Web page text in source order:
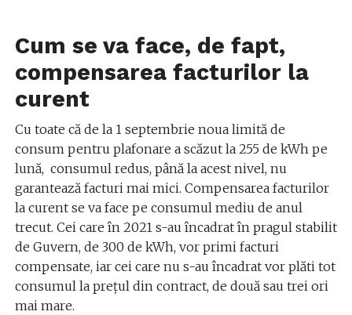
Cum se va face, de fapt,
compensarea facturilor la
curent
Cu toate că de la 1 septembrie noua limită de
consum pentru plafonare a scăzut la 255 de kWh pe
lună, consumul redus, până la acest nivel, nu
garantează facturi mai mici. Compensarea facturilor
la curent se va face pe consumul mediu de anul
trecut. Cei care în 2021 s-au încadrat în pragul stabilit
de Guvern, de 300 de kWh, vor primi facturi
compensate, iar cei care nu s-au încadrat vor plăti tot
consumul la preţul din contract, de două sau trei ori
mai mare.